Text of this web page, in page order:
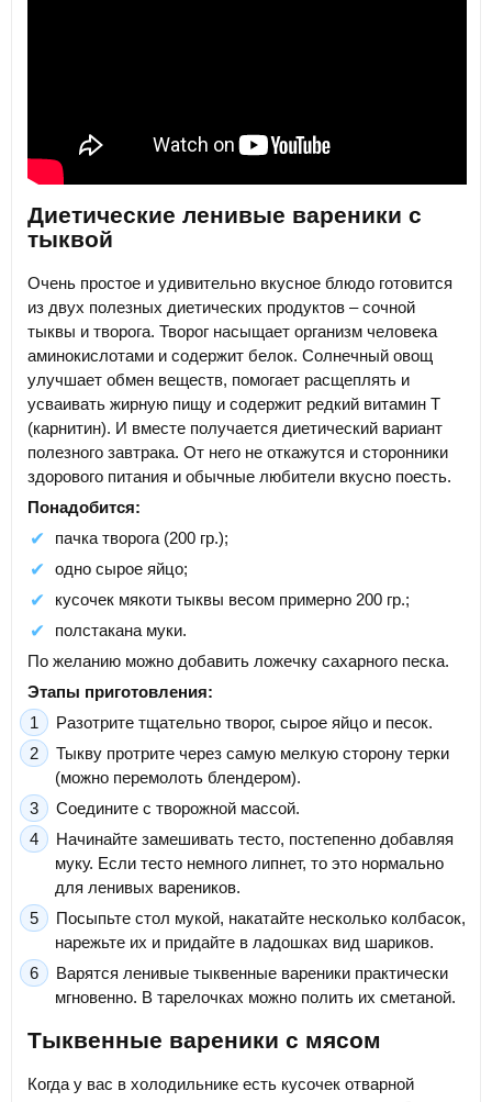
Диетические ленивые вареники с
тыквой
Очень простое и удивительно вкусное блюдо готовится
из двух полезных диетических продуктов – сочной
тыквы и творога. Творог насыщает организм человека
аминокислотами и содержит белок. Солнечный овощ
улучшает обмен веществ, помогает расщеплять и
усваивать жирную пищу и содержит редкий витамин Т
(карнитин). И вместе получается диетический вариант
полезного завтрака. От него не откажутся и сторонники
здорового питания и обычные любители вкусно поесть.
Понадобится:
пачка творога (200 гр.);
одно сырое яйцо;
кусочек мякоти тыквы весом примерно 200 гр.;
полстакана муки.
По желанию можно добавить ложечку сахарного песка.
Этапы приготовления:
Разотрите тщательно творог, сырое яйцо и песок.
Тыкву протрите через самую мелкую сторону терки
(можно перемолоть блендером).
Соедините с творожной массой.
Начинайте замешивать тесто, постепенно добавляя
муку. Если тесто немного липнет, то это нормально
для ленивых вареников.
Посыпьте стол мукой, накатайте несколько колбасок,
нарежьте их и придайте в ладошках вид шариков.
Варятся ленивые тыквенные вареники практически
мгновенно. В тарелочках можно полить их сметаной.
Тыквенные вареники с мясом
Когда у вас в холодильнике есть кусочек отварной